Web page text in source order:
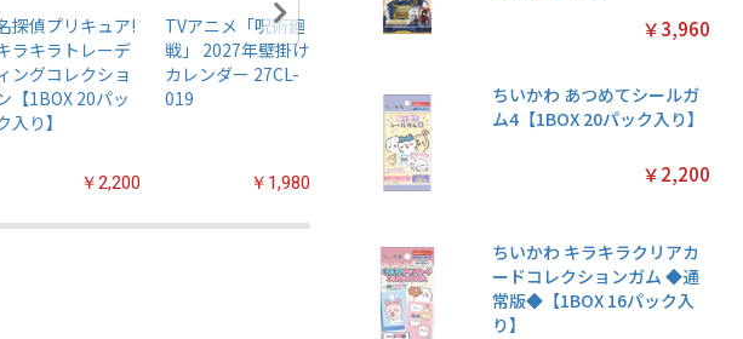
探偵プリキュア!
ラキラトレーデ
ングコレクショ
【1BOX 20パッ
入り】
￥2,200
TVアニメ「呪術廻
戦」 2027年壁掛け
カレンダー 27CL-
019
￥1,980
名探偵プリキュア!
ン2 ガムつき
【1BOX 20パック
￥2,200
ク入り】
￥3,080
鬼滅の
入り】
￥3,960
ちいかわ あつめてシールガ
ム4【1BOX 20パック入り】
￥2,200
ちいかわ キラキラクリアカ
ードコレクションガム ◆通
常版◆【1BOX 16パック入
り】